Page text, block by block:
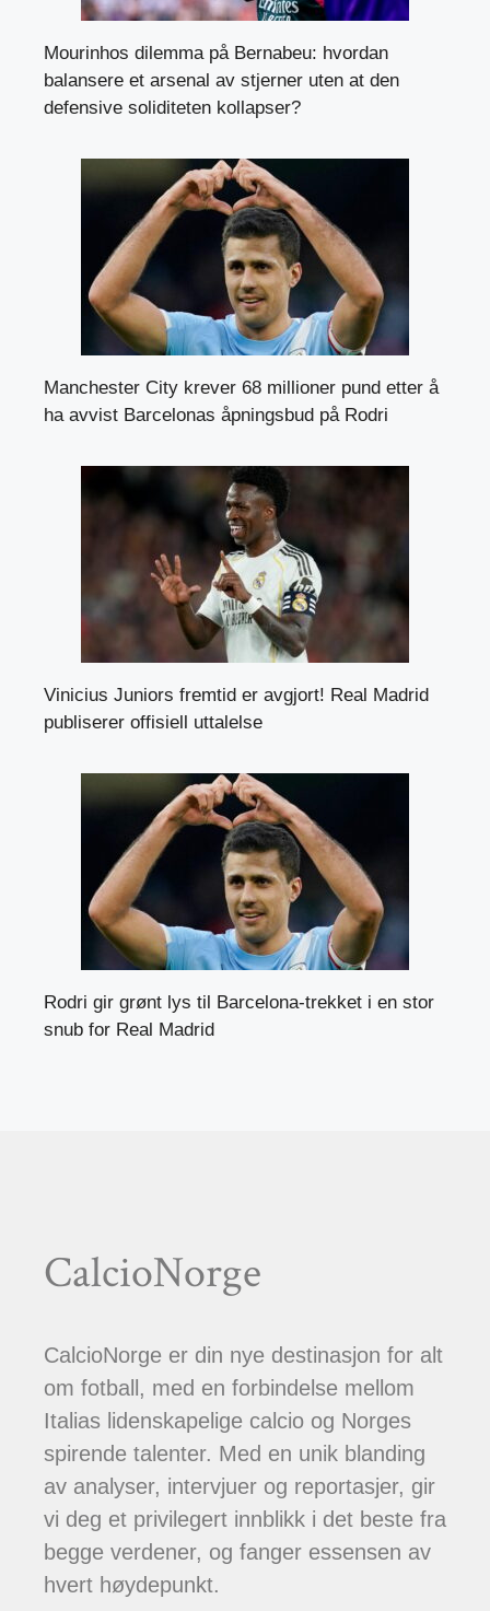
Mourinhos dilemma på Bernabeu: hvordan
balansere et arsenal av stjerner uten at den
defensive soliditeten kollapser?
Manchester City krever 68 millioner pund etter å
ha avvist Barcelonas åpningsbud på Rodri
Vinicius Juniors fremtid er avgjort! Real Madrid
publiserer offisiell uttalelse
Rodri gir grønt lys til Barcelona-trekket i en stor
snub for Real Madrid
CalcioNorge
CalcioNorge er din nye destinasjon for alt
om fotball, med en forbindelse mellom
Italias lidenskapelige calcio og Norges
spirende talenter. Med en unik blanding
av analyser, intervjuer og reportasjer, gir
vi deg et privilegert innblikk i det beste fra
begge verdener, og fanger essensen av
hvert høydepunkt.